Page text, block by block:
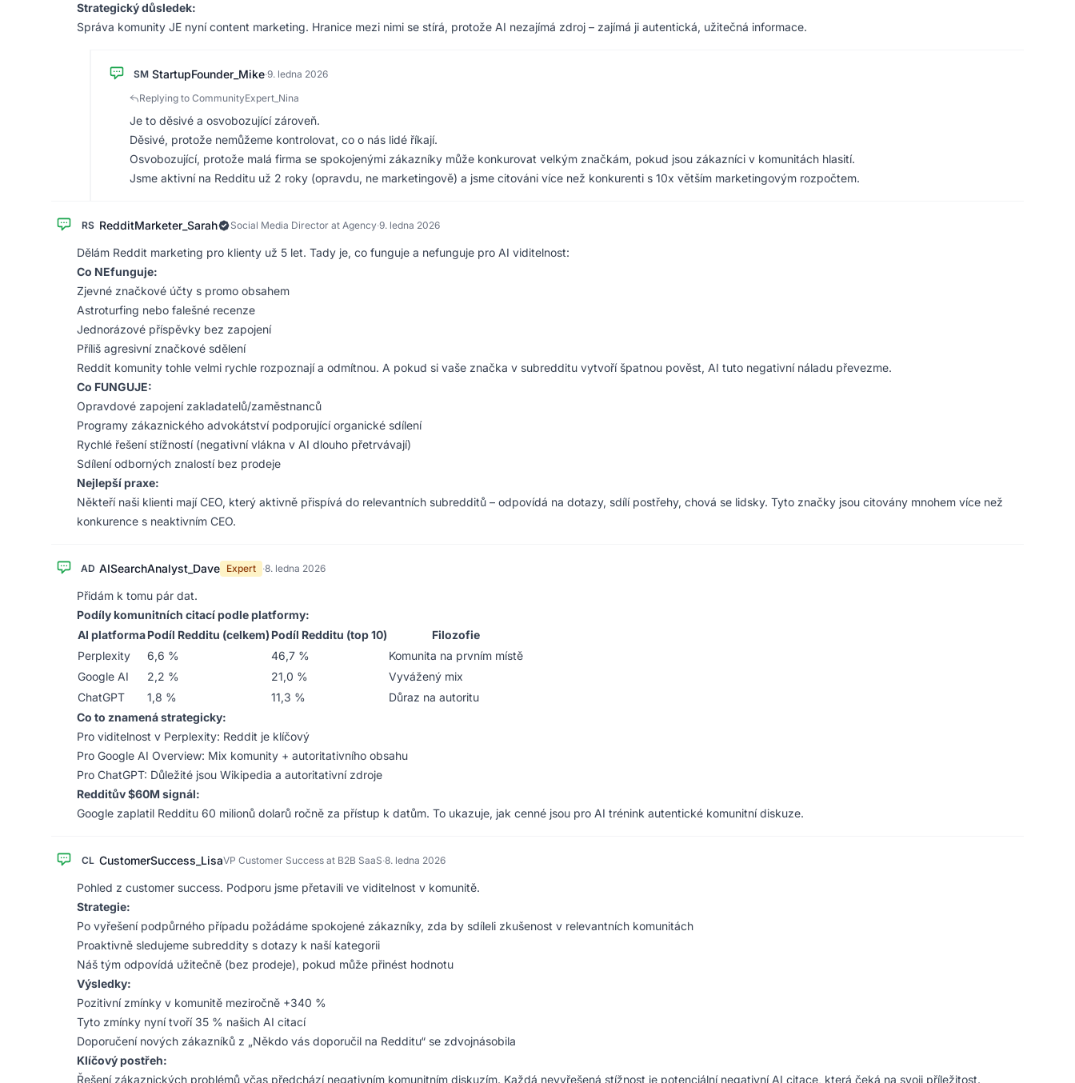
Strategický důsledek:
Správa komunity JE nyní content marketing. Hranice mezi nimi se stírá, protože AI nezajímá zdroj – zajímá ji autentická, užitečná informace.
SM StartupFounder_Mike·9. ledna 2026
Replying to CommunityExpert_Nina
Je to děsivé a osvobozující zároveň.
Děsivé, protože nemůžeme kontrolovat, co o nás lidé říkají.
Osvobozující, protože malá firma se spokojenými zákazníky může konkurovat velkým značkám, pokud jsou zákazníci v komunitách hlasití.
Jsme aktivní na Redditu už 2 roky (opravdu, ne marketingově) a jsme citováni více než konkurenti s 10x větším marketingovým rozpočtem.
RS RedditMarketer_Sarah Social Media Director at Agency·9. ledna 2026
Dělám Reddit marketing pro klienty už 5 let. Tady je, co funguje a nefunguje pro AI viditelnost:
Co NEfunguje:
Zjevné značkové účty s promo obsahem
Astroturfing nebo falešné recenze
Jednorázové příspěvky bez zapojení
Příliš agresivní značkové sdělení
Reddit komunity tohle velmi rychle rozpoznají a odmítnou. A pokud si vaše značka v subredditu vytvoří špatnou pověst, AI tuto negativní náladu převezme.
Co FUNGUJE:
Opravdové zapojení zakladatelů/zaměstnanců
Programy zákaznického advokátství podporující organické sdílení
Rychlé řešení stížností (negativní vlákna v AI dlouho přetrvávají)
Sdílení odborných znalostí bez prodeje
Nejlepší praxe:
Někteří naši klienti mají CEO, který aktivně přispívá do relevantních subredditů – odpovídá na dotazy, sdílí postřehy, chová se lidsky. Tyto značky jsou citovány mnohem více než
konkurence s neaktivním CEO.
AD AISearchAnalyst_Dave Expert ·8. ledna 2026
Přidám k tomu pár dat.
Podíly komunitních citací podle platformy:
AI platformaPodíl Redditu (celkem) Podíl Redditu (top 10)
Filozofie
Perplexity
6,6 % 46,7 %
Komunita na prvním místě
Google AI
2,2 % 21,0 %
Vyvážený mix
ChatGPT
1,8 % 11,3 %
Důraz na autoritu
Co to znamená strategicky:
Pro viditelnost v Perplexity: Reddit je klíčový
Pro Google AI Overview: Mix komunity + autoritativního obsahu
Pro ChatGPT: Důležité jsou Wikipedia a autoritativní zdroje
Redditův $60M signál:
Google zaplatil Redditu 60 milionů dolarů ročně za přístup k datům. To ukazuje, jak cenné jsou pro AI trénink autentické komunitní diskuze.
CL CustomerSuccess_LisaVP Customer Success at B2B SaaS·8. ledna 2026
Pohled z customer success. Podporu jsme přetavili ve viditelnost v komunitě.
Strategie:
Po vyřešení podpůrného případu požádáme spokojené zákazníky, zda by sdíleli zkušenost v relevantních komunitách
Proaktivně sledujeme subreddity s dotazy k naší kategorii
Náš tým odpovídá užitečně (bez prodeje), pokud může přinést hodnotu
Výsledky:
Pozitivní zmínky v komunitě meziročně +340 %
Tyto zmínky nyní tvoří 35 % našich AI citací
Doporučení nových zákazníků z „Někdo vás doporučil na Redditu“ se zdvojnásobila
Klíčový postřeh:
Řešení zákaznických problémů včas předchází negativním komunitním diskuzím. Každá nevyřešená stížnost je potenciální negativní AI citace, která čeká na svoji příležitost.